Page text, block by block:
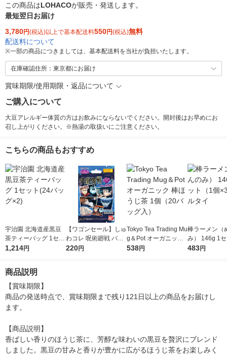
この商品はLOHACOが販売・発送します。
最短翌日お届け
3,780円(税込)以上で基本配送料550円(税込)無料
配送料について
※一部の商品につきましては、基本配送料を当社が負担いたします。
在庫確認住所：東京都にお届け
賞味期限/使用期限・返品について
ご購入について
大豆アレルギー体質の方はお飲みにならないでください。開封後はお早めにお
召し上がりください。※熱湯の取扱いにご注意ください。
こちらの商品もおすすめ
宇治園 北海道産黒豆
茶ティーバッグ 1セッ
ト(24バッグ×2)
1,214円
【ワゴンセール】しゅ
わコレ 呪術廻戦 バン
ダイ 入浴剤 キャラク
220円
Tokyo Tea Trading Mu
g＆Pot オーガニック
棒ほうじ茶 1個（20バ
538円
棒ラーメン（
み） 146g 1
個×3） マル
483円
商品説明
【賞味期限】
商品の発送時点で、賞味期限まで残り121日以上の商品をお届けし
ます。
【商品説明】
香ばしい香りのほうじ茶に、芳醇な味わいの黒豆を贅沢にブレンド
しました。黒豆の甘みと香りが豊かに広がるほうじ茶をお楽しみく